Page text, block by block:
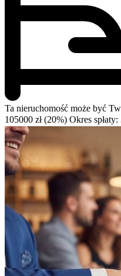
Ta nieruchomość może być
105000 zł (20%) Okres spłaty: